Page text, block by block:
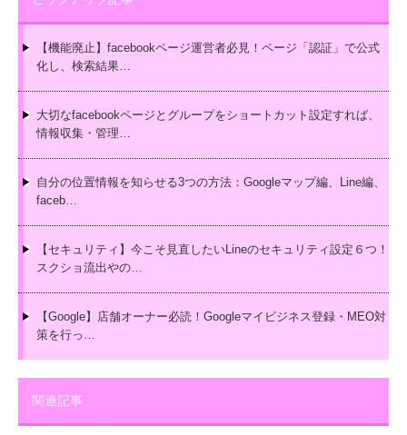
【機能廃止】facebookページ運営者必見！ページ「認証」で公式
化し、検索結果…
大切なfacebookページとグループをショートカット設定すれば、
情報収集・管理…
自分の位置情報を知らせる3つの方法：Googleマップ編、Line編、
faceb…
【セキュリティ】今こそ見直したいLineのセキュリティ設定６つ！
スクショ流出やの…
【Google】店舗オーナー必読！Googleマイビジネス登録・MEO対
策を行っ…
関連記事